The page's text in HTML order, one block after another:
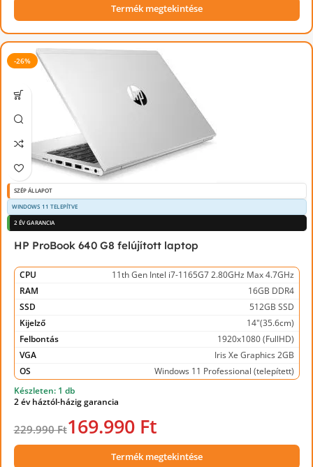
Termék megtekintése
-26%
SZÉP ÁLLAPOT
WINDOWS 11 TELEPÍTVE
2 ÉV GARANCIA
HP ProBook 640 G8 felújított laptop
CPU
11th Gen Intel i7-1165G7 2.80GHz Max 4.7GHz
RAM
16GB DDR4
SSD
512GB SSD
Kijelző
14"(35.6cm)
Felbontás
1920x1080 (FullHD)
VGA
Iris Xe Graphics 2GB
OS
Windows 11 Professional (telepített)
Készleten: 1 db
2 év háztól-házig garancia
229.990 Ft169.990 Ft
Termék megtekintése